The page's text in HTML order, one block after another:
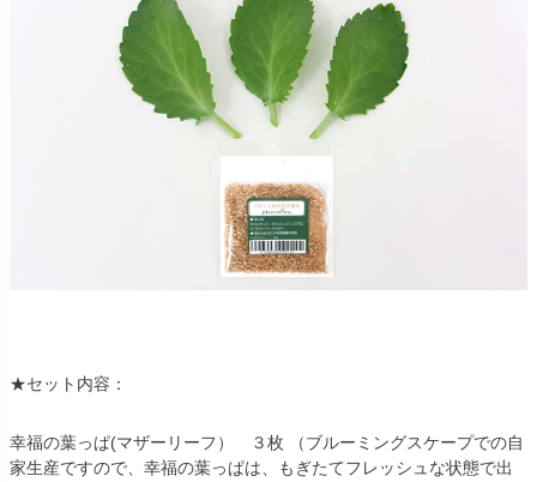
★セット内容：
幸福の葉っぱ(マザーリーフ） ３枚 （ブルーミングスケープでの自
家生産ですので、幸福の葉っぱは、もぎたてフレッシュな状態で出